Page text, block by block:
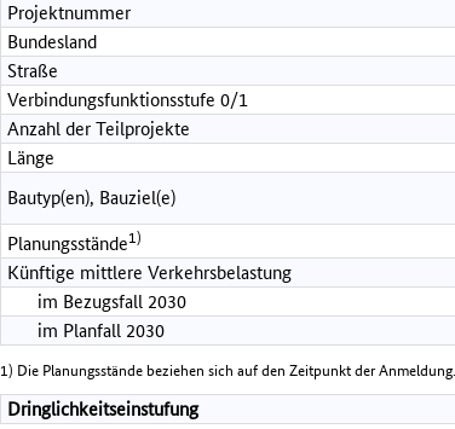
Projektnummer
Bundesland
Straße
Verbindungsfunktionsstufe 0/1
Anzahl der Teilprojekte
Länge
Bautyp(en), Bauziel(e)
Planungsstände1)
Künftige mittlere Verkehrsbelastung
im Bezugsfall 2030
im Planfall 2030
1) Die Planungsstände beziehen sich auf den Zeitpunkt der Anmeldung.
Dringlichkeitseinstufung